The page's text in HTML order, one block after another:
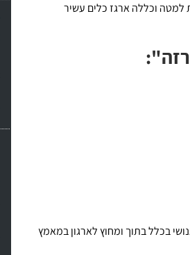
וכללה ארגז כלים עשיר
בכלל בתוך ומחוץ לארגון במאמץ